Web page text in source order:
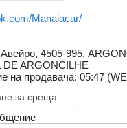
Manaiacar/
4505-995,
DE ARGONCILHE
на продавача: 05:47
за среща